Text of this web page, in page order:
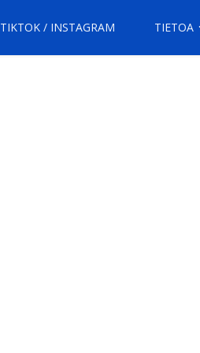
TIKTOK / INSTAGRAM TIETOA